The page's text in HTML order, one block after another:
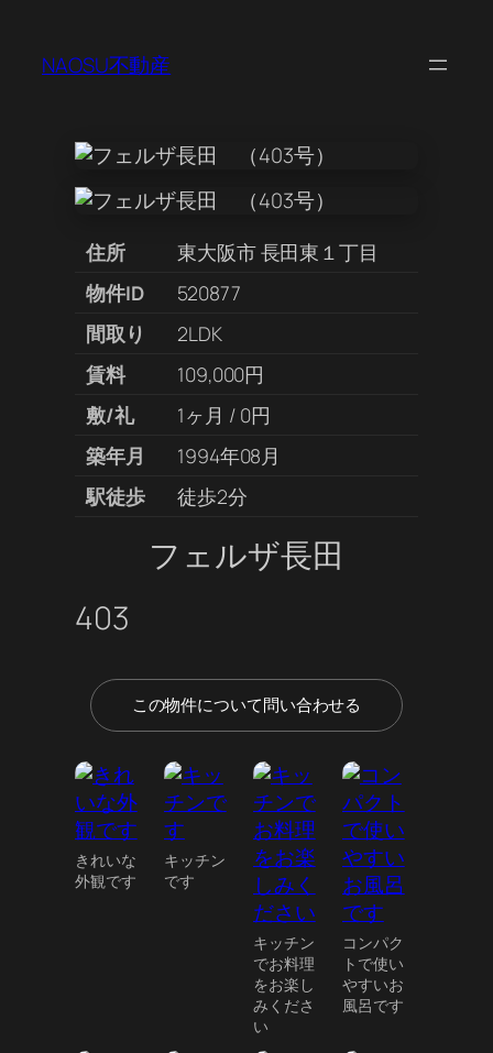
NAOSU不動産
住所
東大阪市 長田東１丁目
物件ID
520877
間取り
2LDK
賃料
109,000円
敷/礼
1ヶ月 / 0円
築年月
1994年08月
駅徒歩
徒歩2分
フェルザ長田
403
この物件について問い合わせる
きれいな
外観です
キッチン
です
キッチン
でお料理
をお楽し
みくださ
い
コンパク
トで使い
やすいお
風呂です